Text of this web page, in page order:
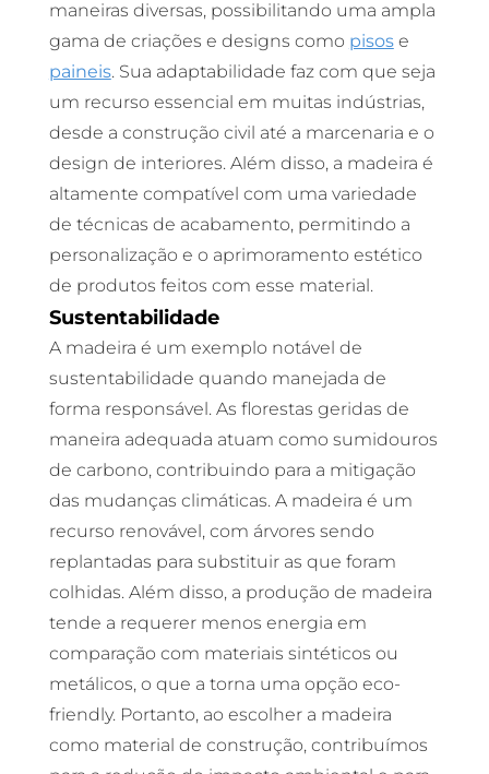
maneiras diversas, possibilitando uma ampla
gama de criações e designs como pisose
paineis. Sua adaptabilidade faz com que seja
um recurso essencial em muitas indústrias,
desde a construção civil até a marcenaria e o
design de interiores. Além disso, a madeira é
altamente compatível com uma variedade
de técnicas de acabamento, permitindo a
personalização e o aprimoramento estético
de produtos feitos com esse material.
Sustentabilidade
A madeira é um exemplo notável de
sustentabilidade quando manejada de
forma responsável. As florestas geridas de
maneira adequada atuam como sumidouros
de carbono, contribuindo para a mitigação
das mudanças climáticas. A madeira é um
recurso renovável, com árvores sendo
replantadas para substituir as que foram
colhidas. Além disso, a produção de madeira
tende a requerer menos energia em
comparação com materiais sintéticos ou
metálicos, o que a torna uma opção eco-
friendly. Portanto, ao escolher a madeira
como material de construção, contribuímos